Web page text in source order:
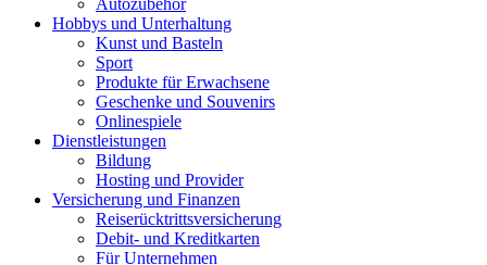
Hobbys und Unterhaltung
Kunst und Basteln
Sport
Produkte für Erwachsene
Geschenke und Souvenirs
Onlinespiele
Dienstleistungen
Bildung
Hosting und Provider
Versicherung und Finanzen
Reiserücktrittsversicherung
Debit- und Kreditkarten
Für Unternehmen